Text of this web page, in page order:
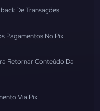
De Transações
Pagamentos No Pix
Retornar Conteúdo Da
Via Pix